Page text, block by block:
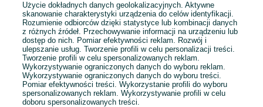
Przejdź na stronę główną
Użycie dokładnych danych geolokalizacyjnych. Aktywne
skanowanie charakterystyki urządzenia do celów identyfikacji.
Rozumienie odbiorców dzięki statystyce lub kombinacji danych
z różnych źródeł. Przechowywanie informacji na urządzeniu lub
dostęp do nich. Pomiar efektywności reklam. Rozwój i
ulepszanie usług. Tworzenie profili w celu personalizacji treści.
Tworzenie profili w celu spersonalizowanych reklam.
Wykorzystywanie ograniczonych danych do wyboru reklam.
Wykorzystywanie ograniczonych danych do wyboru treści.
Pomiar efektywności treści. Wykorzystanie profili do wyboru
spersonalizowanych reklam. Wykorzystywanie profili w celu
doboru spersonalizowanych treści.